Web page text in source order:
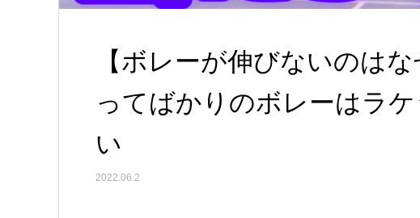
【ボレーが伸びないのは
ってばかりのボレーはラ
い
2022.06.2